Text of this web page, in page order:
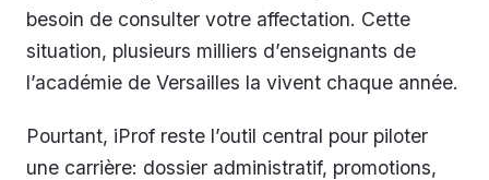
besoin de consulter votre affectation. Cette
situation, plusieurs milliers d’enseignants de
l’académie de Versailles la vivent chaque année.
Pourtant, iProf reste l’outil central pour piloter
une carrière: dossier administratif, promotions,